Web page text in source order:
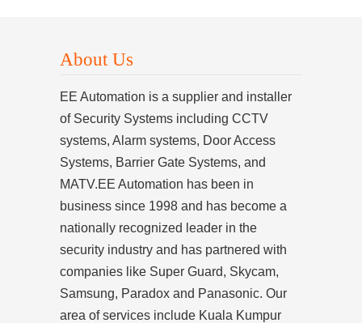
About Us
EE Automation is a supplier and installer
of Security Systems including CCTV
systems, Alarm systems, Door Access
Systems, Barrier Gate Systems, and
MATV.EE Automation has been in
business since 1998 and has become a
nationally recognized leader in the
security industry and has partnered with
companies like Super Guard, Skycam,
Samsung, Paradox and Panasonic. Our
area of services include Kuala Kumpur